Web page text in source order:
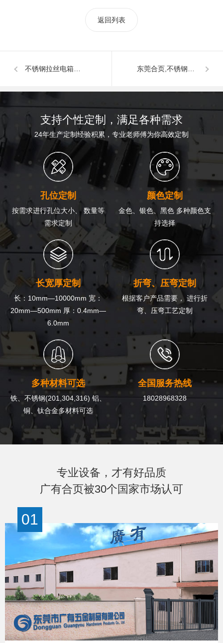
返回列表
不锈钢拉丝电箱铰链74.4*27*1.2mm
支持个性定制，满足各种需求
24年生产定制经验积累，专业老师傅为你高效定制
孔位定制
按需求进行孔位大小、 数量等
需求定制
颜色定制
金色、银色、黑色 多种颜色支
持选择
长宽厚定制
长：10mm—10000mm 宽：
20mm—500mm 厚：0.4mm—
6.0mm
折弯、压弯定制
根据客户产品需要， 进行折
弯、压弯工艺定制
多种材料可选
铁、不锈钢(201,304,316) 铝、
铜、钛合金多材料可选
全国服务热线
18028968328
专业设备，才有好品质
广有合页被30个国家市场认可
01